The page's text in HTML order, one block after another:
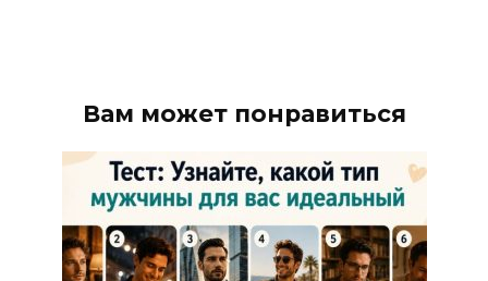
Вам может понравиться